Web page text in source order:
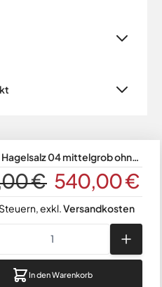
04 mittelgrob ohne
Siede-Speisesalz 0-2 mm
Sack auf Palette
€ 540,00 €
,exkl.Versandkosten
In den Warenkorb